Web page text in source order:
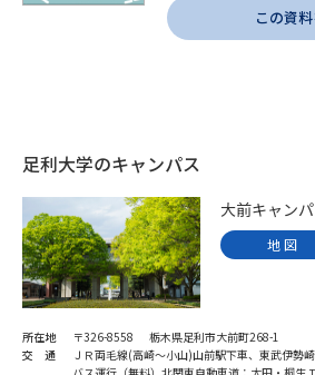
学問発見
学問のミニ講義「夢ナビ講義」
学問の教科書 夢ナビ
ユーザーサポート
Ｑ＆Ａ よくあるご質問 大学進
この資
足利大学のキャンパス
大前キャン
地 図
所在地
〒326-8558 栃木県足利市大前町268-1
交 通
ＪＲ両毛線(高崎～小山)山前駅下車、東武伊勢